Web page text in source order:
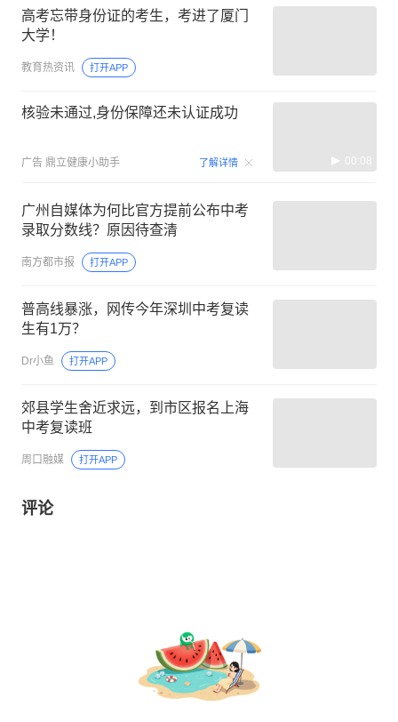
高考忘带身份证的考生，考进了厦门
大学！
教育热资讯 打开APP
核验未通过,身份保障还未认证成功
广告 鼎立健康小助手 了解详情 00:08
广州自媒体为何比官方提前公布中考
录取分数线？原因待查清
南方都市报 打开APP
普高线暴涨，网传今年深圳中考复读
生有1万？
Dr小鱼 打开APP
郊县学生舍近求远，到市区报名上海
中考复读班
周口融媒 打开APP
评论